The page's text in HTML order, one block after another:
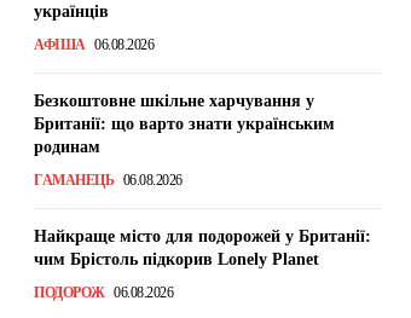
українців
АФІША 06.08.2026
Безкоштовне шкільне харчування у
Британії: що варто знати українським
родинам
ГАМАНЕЦЬ 06.08.2026
Найкраще місто для подорожей у Британії:
чим Брістоль підкорив Lonely Planet
ПОДОРОЖ 06.08.2026